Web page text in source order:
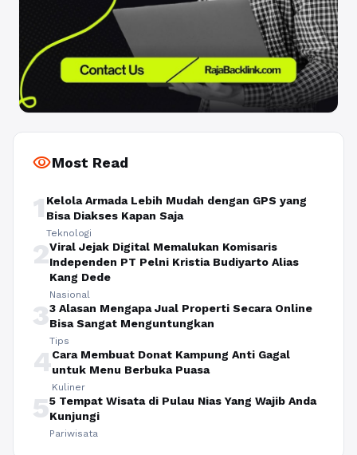
visibilityMost Read
1 Kelola Armada Lebih Mudah dengan GPS yang
Bisa Diakses Kapan Saja
Teknologi
2Viral Jejak Digital Memalukan Komisaris
Independen PT Pelni Kristia Budiyarto Alias
Kang Dede
Nasional
33 Alasan Mengapa Jual Properti Secara Online
Bisa Sangat Menguntungkan
Tips
4Cara Membuat Donat Kampung Anti Gagal
untuk Menu Berbuka Puasa
Kuliner
55 Tempat Wisata di Pulau Nias Yang Wajib Anda
Kunjungi
Pariwisata